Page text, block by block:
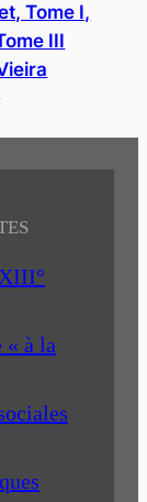
Tome I,
III
« à la